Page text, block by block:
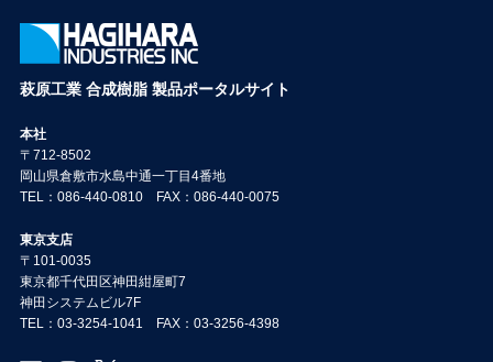
萩原工業 合成樹脂 製品ポータルサイト
本社
〒712-8502
岡山県倉敷市水島中通一丁目4番地
TEL：086-440-0810 FAX：086-440-0075
東京支店
〒101-0035
東京都千代田区神田紺屋町7
神田システムビル7F
TEL：03-3254-1041 FAX：03-3256-4398